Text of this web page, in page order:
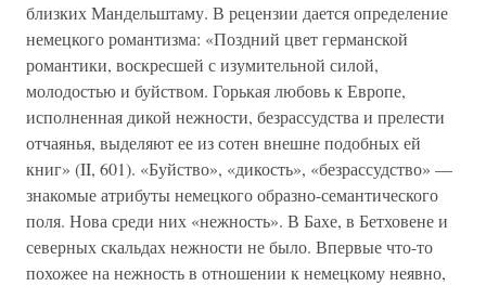
близких Мандельштаму. В рецензии дается определение
немецкого романтизма: «Поздний цвет германской
романтики, воскресшей с изумительной силой,
молодостью и буйством. Горькая любовь к Европе,
исполненная дикой нежности, безрассудства и прелести
отчаянья, выделяют ее из сотен внешне подобных ей
книг» (II, 601). «Буйство», «дикость», «безрассудство» —
знакомые атрибуты немецкого образно-семантического
поля. Нова среди них «нежность». В Бахе, в Бетховене и
северных скальдах нежности не было. Впервые что-то
похожее на нежность в отношении к немецкому неявно,